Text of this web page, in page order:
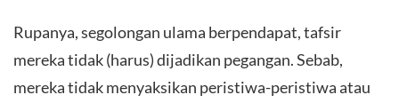
Rupanya, segolongan ulama berpendapat, tafsir
mereka tidak (harus) dijadikan pegangan. Sebab,
mereka tidak menyaksikan peristiwa-peristiwa atau